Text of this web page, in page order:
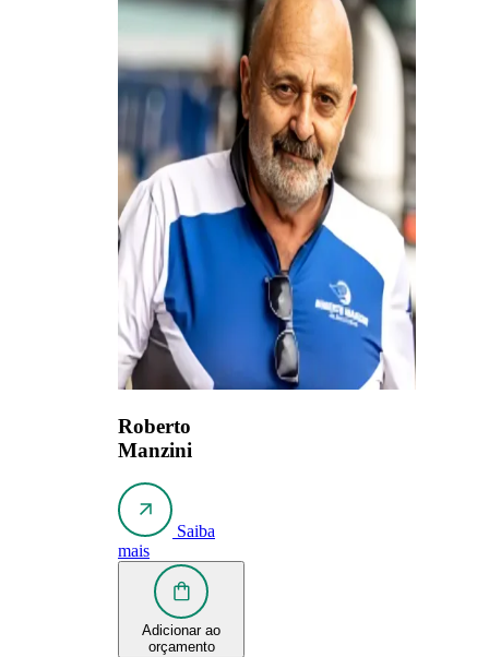
Roberto
Manzini
Saiba
mais
Adicionar ao
orçamento